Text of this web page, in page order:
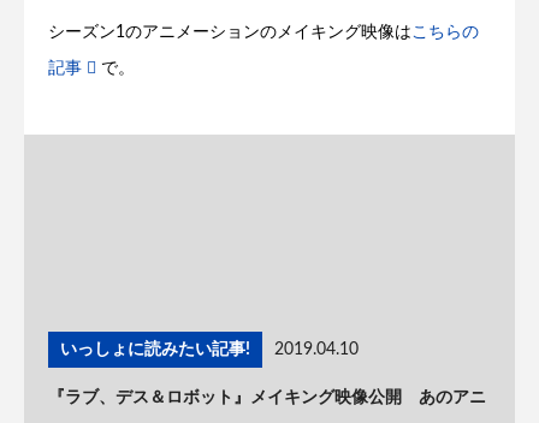
シーズン1のアニメーションのメイキング映像はこちらの
記事 で。
いっしょに読みたい記事! 2019.04.10
『ラブ、デス＆ロボット』メイキング映像公開 あのアニ